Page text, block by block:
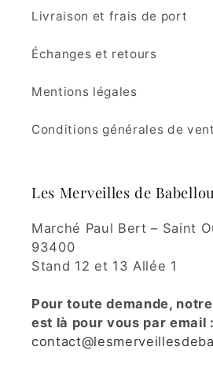
Livraison et frais de port
Échanges et retours
Mentions légales
Conditions générales de
Les Merveilles de
Marché Paul Bert – Saint
93400
Stand 12 et 13 Allée 1
Pour toute demande,
est là pour vous par email :